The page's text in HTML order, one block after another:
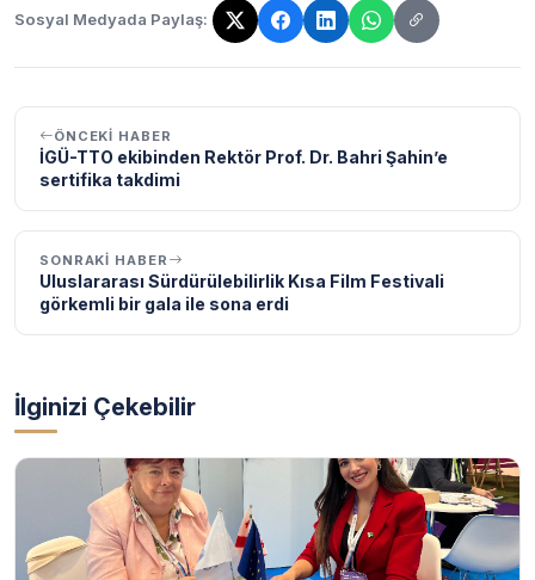
Sosyal Medyada Paylaş:
Bağlantı kopyalandı!
ÖNCEKI HABER
İGÜ-TTO ekibinden Rektör Prof. Dr. Bahri Şahin’e
sertifika takdimi
SONRAKI HABER
Uluslararası Sürdürülebilirlik Kısa Film Festivali
görkemli bir gala ile sona erdi
İlginizi Çekebilir